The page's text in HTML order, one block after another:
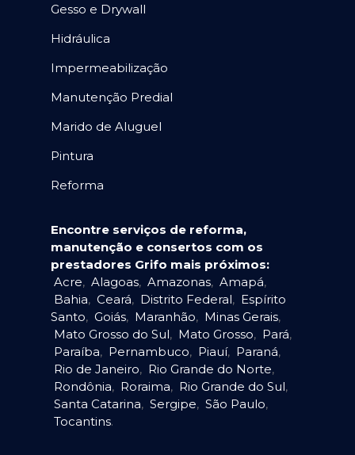
Gesso e Drywall
Hidráulica
Impermeabilização
Manutenção Predial
Marido de Aluguel
Pintura
Reforma
Encontre serviços de reforma,
manutenção e consertos com os
prestadores Grifo mais próximos:
Acre, Alagoas, Amazonas, Amapá,
Bahia, Ceará, Distrito Federal, Espírito
Santo, Goiás, Maranhão, Minas Gerais,
Mato Grosso do Sul, Mato Grosso, Pará,
Paraíba, Pernambuco, Piauí, Paraná,
Rio de Janeiro, Rio Grande do Norte,
Rondônia, Roraima, Rio Grande do Sul,
Santa Catarina, Sergipe, São Paulo,
Tocantins.